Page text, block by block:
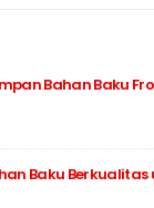
Bahan Baku
Baku Berkualitas